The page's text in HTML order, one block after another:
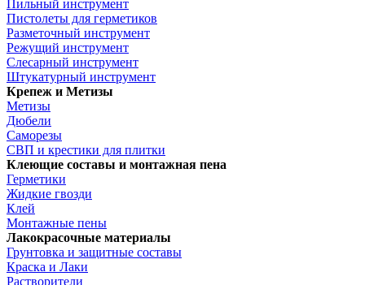
Пильный инструмент
Пистолеты для герметиков
Разметочный инструмент
Режущий инструмент
Слесарный инструмент
Штукатурный инструмент
Крепеж и Метизы
Метизы
Дюбели
Саморезы
СВП и крестики для плитки
Клеющие составы и монтажная пена
Герметики
Жидкие гвозди
Клей
Монтажные пены
Лакокрасочные материалы
Грунтовка и защитные составы
Краска и Лаки
Растворители